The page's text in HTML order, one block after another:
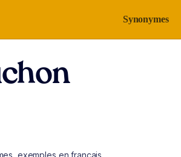
Synonymes
exemples en français